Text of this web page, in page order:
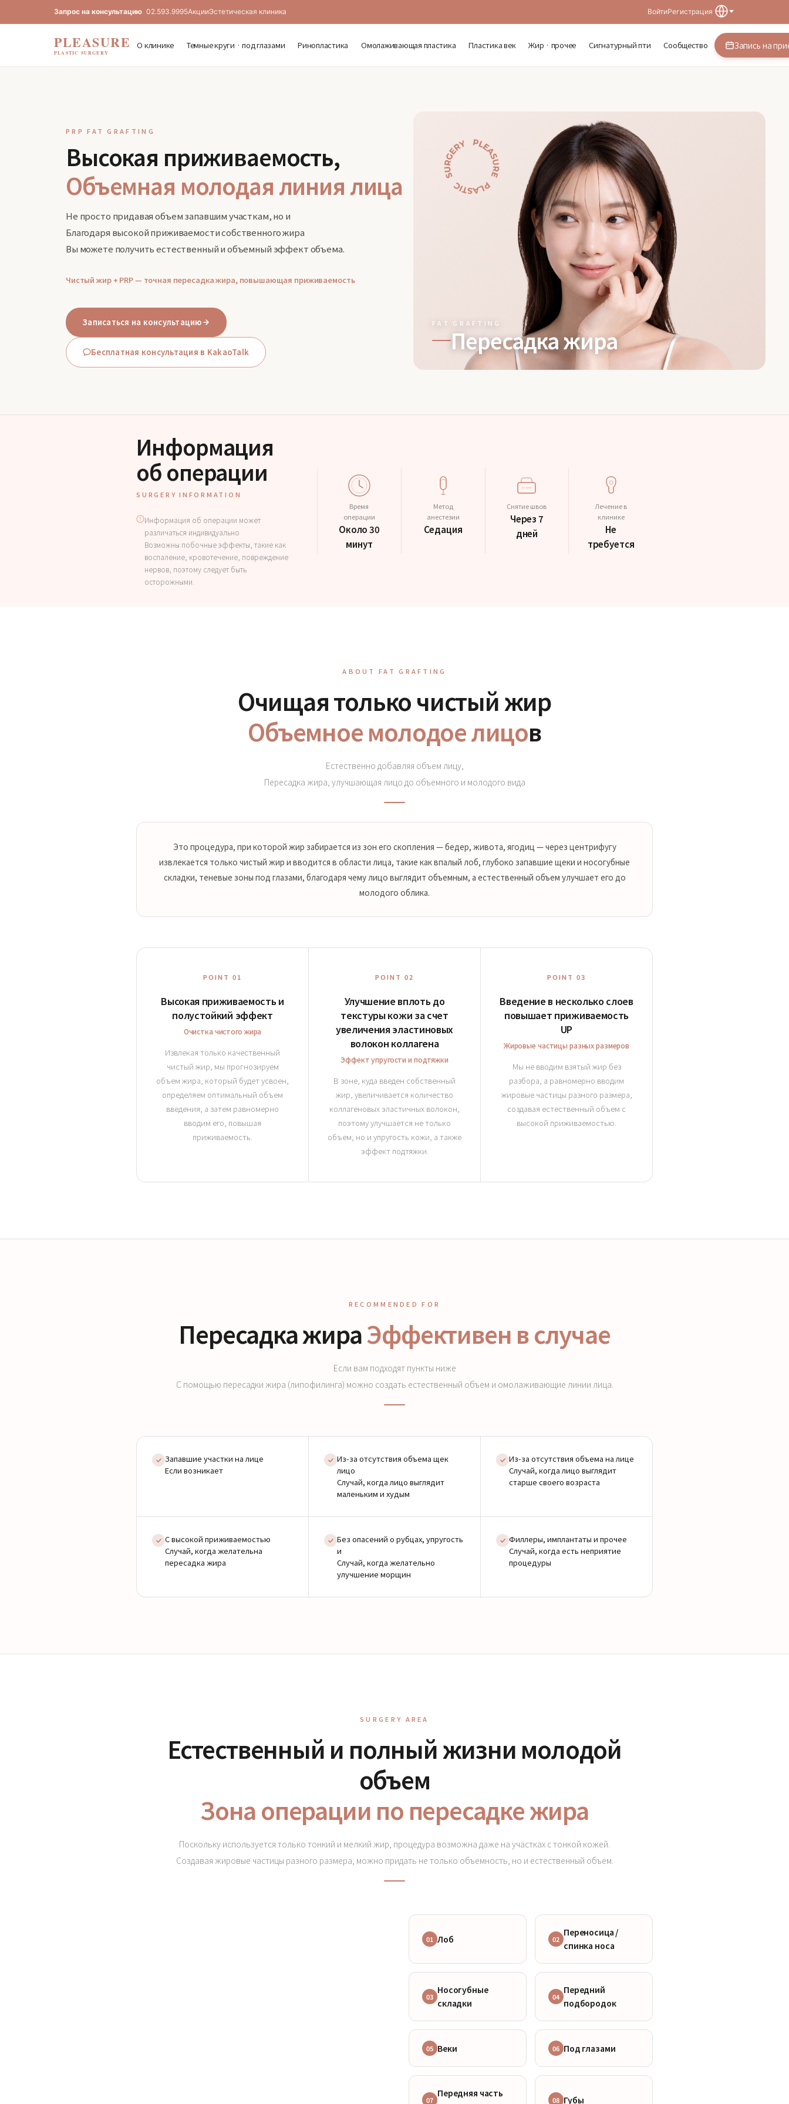
Запрос на консультацию 02.593.9995АкцииЭстетическая клиника ВойтиРегистрация
PLEASURE
PLASTIC SURGERY
О клинике Темные круги · под глазами Ринопластика Омолаживающая пластика Пластика век Жир · прочее Сигнатурный пти Сообщество Запись на
FAT GRAFTING
Пересадка жира
PRP FAT GRAFTING
Высокая приживаемость,
Объемная молодая линия лица
Не просто придавая объем запавшим участкам, но и
Благодаря высокой приживаемости собственного жира
Вы можете получить естественный и объемный эффект объема.
Чистый жир + PRP — точная пересадка жира, повышающая приживаемость
Записаться на консультацию
Бесплатная консультация в KakaoTalk
Информация
об операции
SURGERY INFORMATION
Информация об операции может
различаться индивидуально
Возможны побочные эффекты, такие как
воспаление, кровотечение, повреждение
нервов, поэтому следует быть
осторожными.
Время
операции
Около 30
минут
Метод
анестезии
Седация
Снятие швов
Через 7
дней
Лечение в
клинике
Не
требуется
ABOUT FAT GRAFTING
Очищая только чистый жир
Объемное молодое лицов
Естественно добавляя объем лицу,
Пересадка жира, улучшающая лицо до объемного и молодого вида
Это процедура, при которой жир забирается из зон его скопления — бедер, живота, ягодиц — через центрифугу
извлекается только чистый жир и вводится в области лица, такие как впалый лоб, глубоко запавшие щеки и носогубные
складки, теневые зоны под глазами, благодаря чему лицо выглядит объемным, а естественный объем улучшает его до
молодого облика.
POINT 01
Высокая приживаемость и
полустойкий эффект
Очистка чистого жира
Извлекая только качественный
чистый жир, мы прогнозируем
объем жира, который будет усвоен,
определяем оптимальный объем
введения, а затем равномерно
вводим его, повышая
приживаемость.
POINT 02
Улучшение вплоть до
текстуры кожи за счет
увеличения эластиновых
волокон коллагена
Эффект упругости и подтяжки
В зоне, куда введен собственный
жир, увеличивается количество
коллагеновых эластичных волокон,
поэтому улучшается не только
объем, но и упругость кожи, а также
эффект подтяжки.
POINT 03
Введение в несколько слоев
повышает приживаемость
UP
Жировые частицы разных размеров
Мы не вводим взятый жир без
разбора, а равномерно вводим
жировые частицы разного размера,
создавая естественный объем с
высокой приживаемостью.
RECOMMENDED FOR
Пересадка жираЭффективен в случае
Если вам подходят пункты ниже
С помощью пересадки жира (липофилинга) можно создать естественный объем и омолаживающие линии лица.
Запавшие участки на лице
Если возникает
Из-за отсутствия объема щек
лицо
Случай, когда лицо выглядит
маленьким и худым
Из-за отсутствия объема на лице
Случай, когда лицо выглядит
старше своего возраста
С высокой приживаемостью
Случай, когда желательна
пересадка жира
Без опасений о рубцах, упругость
и
Случай, когда желательно
улучшение морщин
Филлеры, имплантаты и прочее
Случай, когда есть неприятие
процедуры
SURGERY AREA
Естественный и полный жизни молодой
объем
Зона операции по пересадке жира
Поскольку используется только тонкий и мелкий жир, процедура возможна даже на участках с тонкой кожей.
Создавая жировые частицы разного размера, можно придать не только объемность, но и естественный объем.
01 Лоб 02
Переносица /
спинка носа
03
Носогубные
складки
04
Передний
подбородок
05 Веки 06 Под глазами
07
Передняя часть
08 Губы